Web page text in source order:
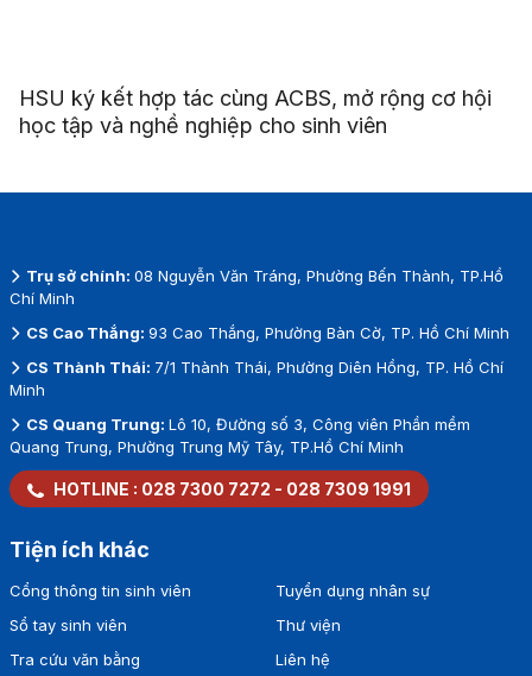
HSU ký kết hợp tác cùng ACBS, mở rộng cơ hội
học tập và nghề nghiệp cho sinh viên
Trụ sở chính: 08 Nguyễn Văn Tráng, Phường Bến Thành, TP.Hồ
Chí Minh
CS Cao Thắng: 93 Cao Thắng, Phường Bàn Cờ, TP. Hồ Chí Minh
CS Thành Thái: 7/1 Thành Thái, Phường Diên Hồng, TP. Hồ Chí
Minh
CS Quang Trung: Lô 10, Đường số 3, Công viên Phần mềm
Quang Trung, Phường Trung Mỹ Tây, TP.Hồ Chí Minh
HOTLINE : 028 7300 7272 - 028 7309 1991
Tiện ích khác
Cổng thông tin sinh viên
Sổ tay sinh viên
Tra cứu văn bằng
Tuyển dụng nhân sự
Thư viện
Liên hệ